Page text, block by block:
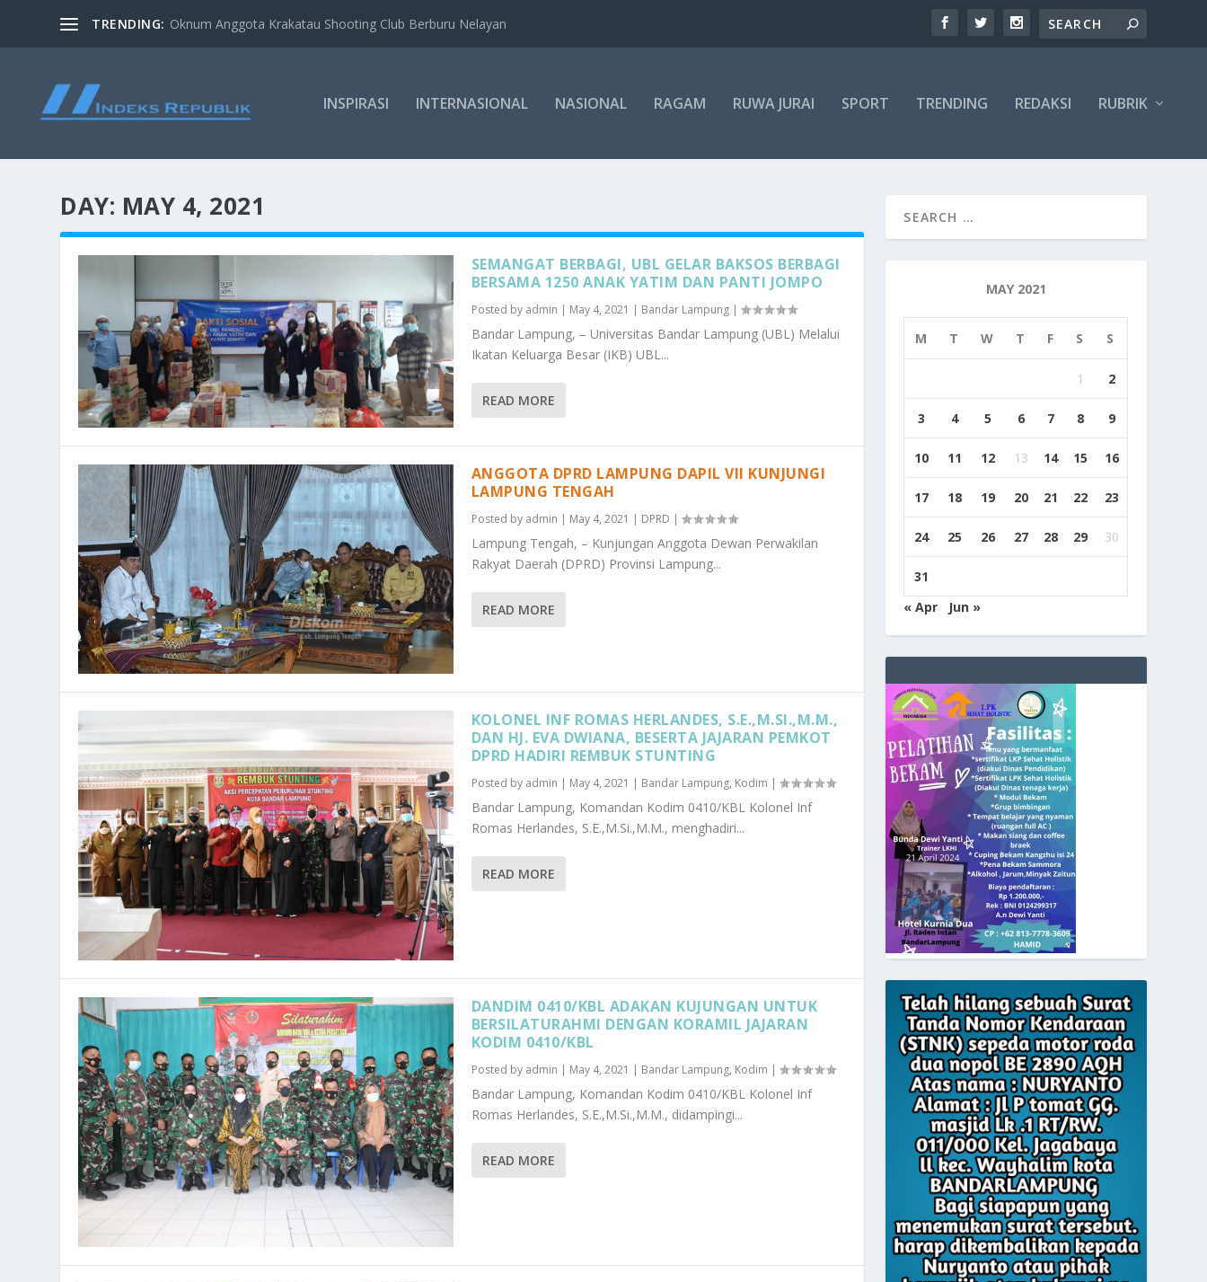
TRENDING: Oknum Anggota Krakatau Shooting Club Berburu Nelayan
INSPIRASI INTERNASIONAL NASIONAL RAGAM RUWA JURAI SPORT TRENDING REDAKSI RUBRIK
DAY: MAY 4, 2021
SEMANGAT BERBAGI, UBL GELAR BAKSOS BERBAGI
BERSAMA 1250 ANAK YATIM DAN PANTI JOMPO
Posted by admin | May 4, 2021 | Bandar Lampung|
Bandar Lampung, – Universitas Bandar Lampung (UBL) Melalui
Ikatan Keluarga Besar (IKB) UBL...
READ MORE
ANGGOTA DPRD LAMPUNG DAPIL VII KUNJUNGI
LAMPUNG TENGAH
Posted by admin May 4, 2021 DPRD
Lampung Tengah, – Kunjungan Anggota Dewan Perwakilan
Rakyat Daerah (DPRD) Provinsi Lampung...
READ MORE
KOLONEL INF ROMAS HERLANDES, S.E.,M.SI.,M.M.,
DAN HJ. EVA DWIANA, BESERTA JAJARAN PEMKOT
DPRD HADIRI REMBUK STUNTING
Posted by admin | May 4, 2021 | Bandar Lampung, Kodim |
Bandar Lampung, Komandan Kodim 0410/KBL Kolonel Inf
Romas Herlandes, S.E.,M.Si.,M.M., menghadiri...
READ MORE
DANDIM 0410/KBL ADAKAN KUJUNGAN UNTUK
BERSILATURAHMI DENGAN KORAMIL JAJARAN
KODIM 0410/KBL
Posted by admin | May 4, 2021 | Bandar Lampung, Kodim |
Bandar Lampung, Komandan Kodim 0410/KBL Kolonel Inf
Romas Herlandes, S.E.,M.Si.,M.M., didampingi...
READ MORE
MAY 2021
M T W T F S S
1 2
3 4 5 6 7 8 9
10 11 12 13 14 15 16
17 18 19 20 21 22 23
24 25 26 27 28 29 30
31
« Apr
Jun »